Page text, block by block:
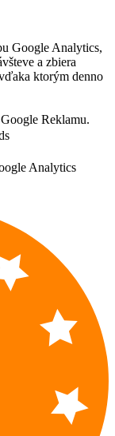
Google Analytics,
a zbiera
ktorým denno
Reklamu.
Analytics